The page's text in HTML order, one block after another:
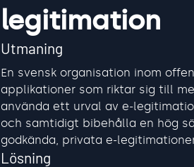
legitimation
Utmaning
En svensk organisation inom
applikationer som riktar sig till
använda ett urval av e-
och samtidigt bibehålla en hög
godkända, privata e-
Lösning